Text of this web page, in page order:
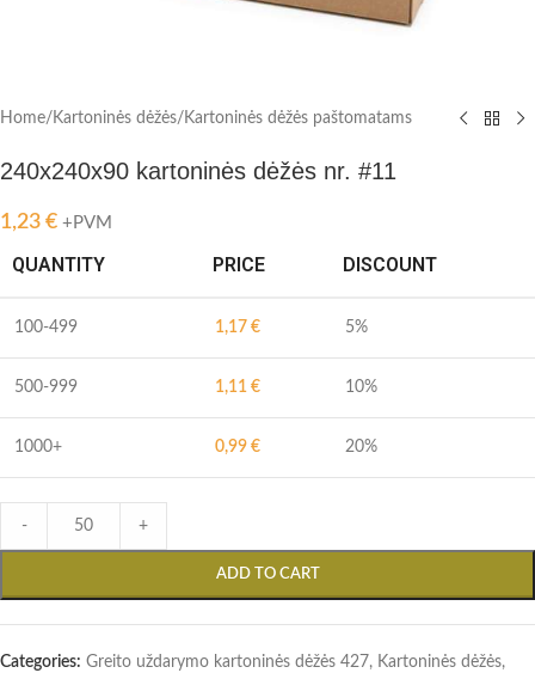
Home/ Kartoninės dėžės/ Kartoninės dėžės paštomatams
240x240x90 kartoninės dėžės nr. #11
1,23 € +PVM
QUANTITY PRICE DISCOUNT
100-499 1,17 € 5%
500-999 1,11 € 10%
1000+ 0,99 € 20%
- +
ADD TO CART
Categories: Greito uždarymo kartoninės dėžės 427, Kartoninės dėžės,